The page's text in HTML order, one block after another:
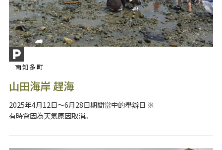
南知多町
山田海岸 趕海
2025年4月12日～6月28日期間當中的舉辦日 ※
有時會因為天氣原因取消。